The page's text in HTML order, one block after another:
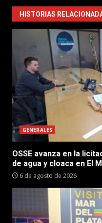
HISTORIAS
GENERALES
OSSE avanza en la
de agua y cloaca en El
6 de agosto de 2026